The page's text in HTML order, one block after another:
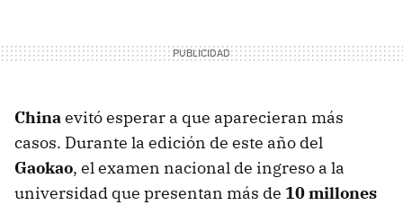
Chinaevitó esperar a que aparecieran más
casos. Durante la edición de este año del
Gaokao, el examen nacional de ingreso a la
universidad que presentan más de 10 millones